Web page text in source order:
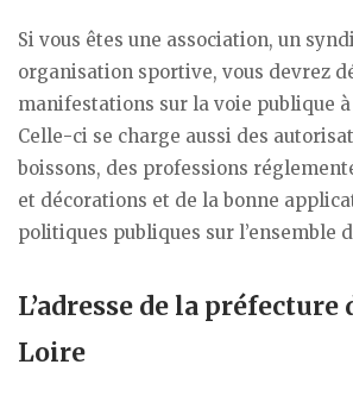
Si vous êtes une association, un
organisation sportive, vous devrez
manifestations sur la voie publique
Celle-ci se charge aussi des
boissons, des professions
et décorations et de la bonne
politiques publiques sur l’ensemble
L’adresse de la préfecture
Loire